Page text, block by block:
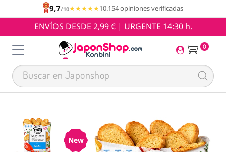
9,7/10★★★★★
★★★★★10.154 opiniones verificadas
ENVÍOS DESDE 2,99 € | URGENTE 14:30 h.
0
New